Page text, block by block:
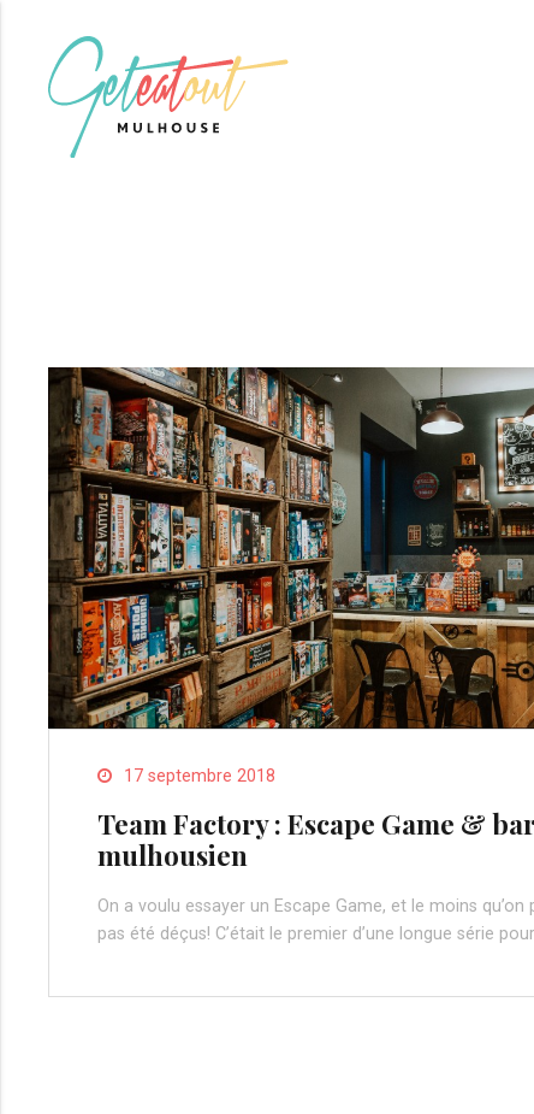
17 septembre 2018
Team Factory : Escape Game &
mulhousien
On a voulu essayer un Escape Game, et le moins qu’on
pas été déçus! C’était le premier d’une longue série